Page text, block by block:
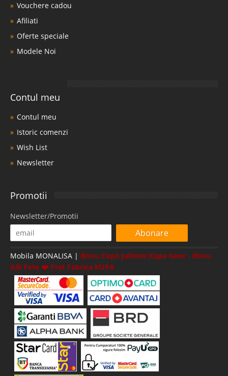
Vouchere cadou
Afiliati
Oferte speciale
Modele Noi
Contul meu
Contul meu
Istoric comenzi
Wish List
Newsletter
Promotii
Newsletter/Promotii
Abonare
Mobila MONALISA | Birou Copii Juliette Kupa Genc - Birou
Alb Fete ❤️ Pret Fabrica KUPA